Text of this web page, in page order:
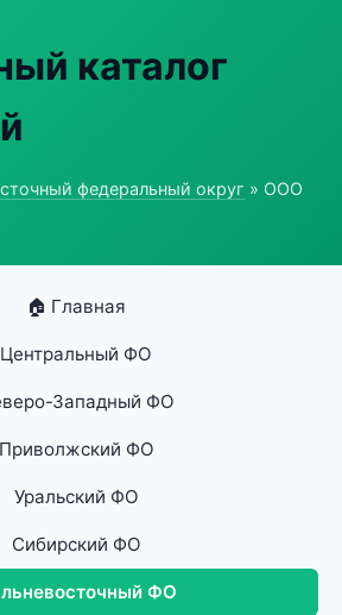
каталог
федеральный округ » ООО
🏠 Главная
Центральный ФО
Западный ФО
Приволжский ФО
Уральский ФО
Сибирский ФО
ФО